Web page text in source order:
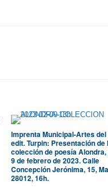
Imprenta Municipal-Artes
edit. Turpin: Presentación de
colección de poesía
9 de febrero de 2023. Calle
Concepción Jerónima, 15,
28012, 16h.